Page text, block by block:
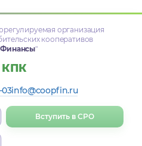
организация
кооперативов
"
КПК
03info@coopfin.ru
Вступить в СРО